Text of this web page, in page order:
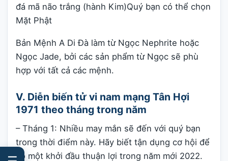
đá mã não trắng (hành Kim)Quý bạn có thể chọn
Mặt Phật
Bản Mệnh A Di Đà làm từ Ngọc Nephrite hoặc
Ngọc Jade, bởi các sản phẩm từ Ngọc sẽ phù
hợp với tất cả các mệnh.
V. Diễn biến tử vi nam mạng Tân Hợi
1971 theo tháng trong năm
– Tháng 1: Nhiều may mắn sẽ đến với quý bạn
trong thời điểm này. Hãy biết tận dụng cơ hội để
có một khởi đầu thuận lợi trong năm mới 2022.